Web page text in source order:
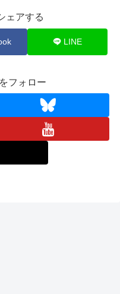
ェアする
LINE
フォロー